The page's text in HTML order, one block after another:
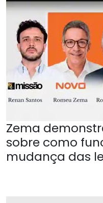
Zema
sobre como
mudança das